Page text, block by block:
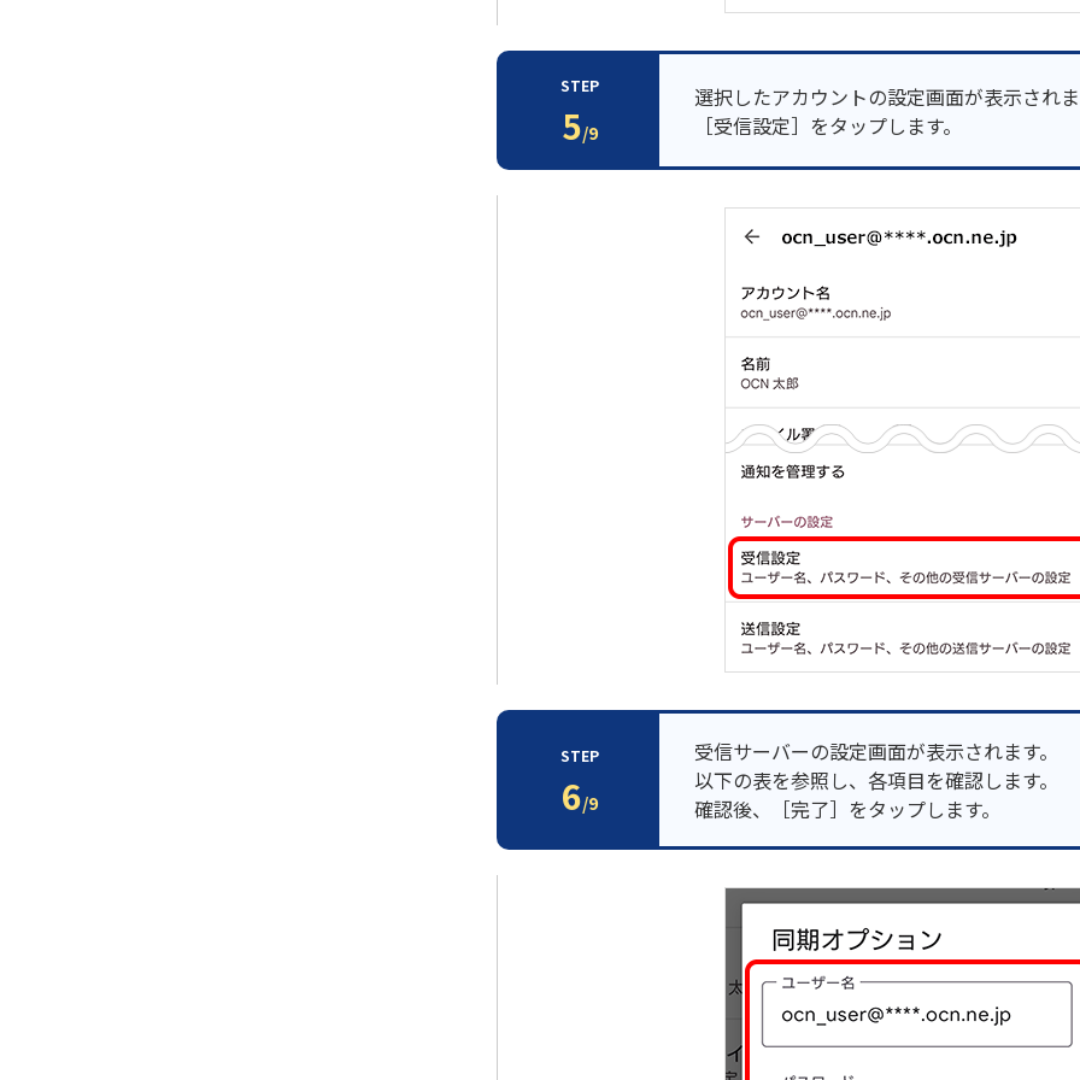
STEP
5/9
選択したアカウントの設定画面が表示され
［受信設定］をタップします。
STEP
6/9
受信サーバーの設定画面が表示されます。
以下の表を参照し、各項目を確認します。
確認後、［完了］をタップします。